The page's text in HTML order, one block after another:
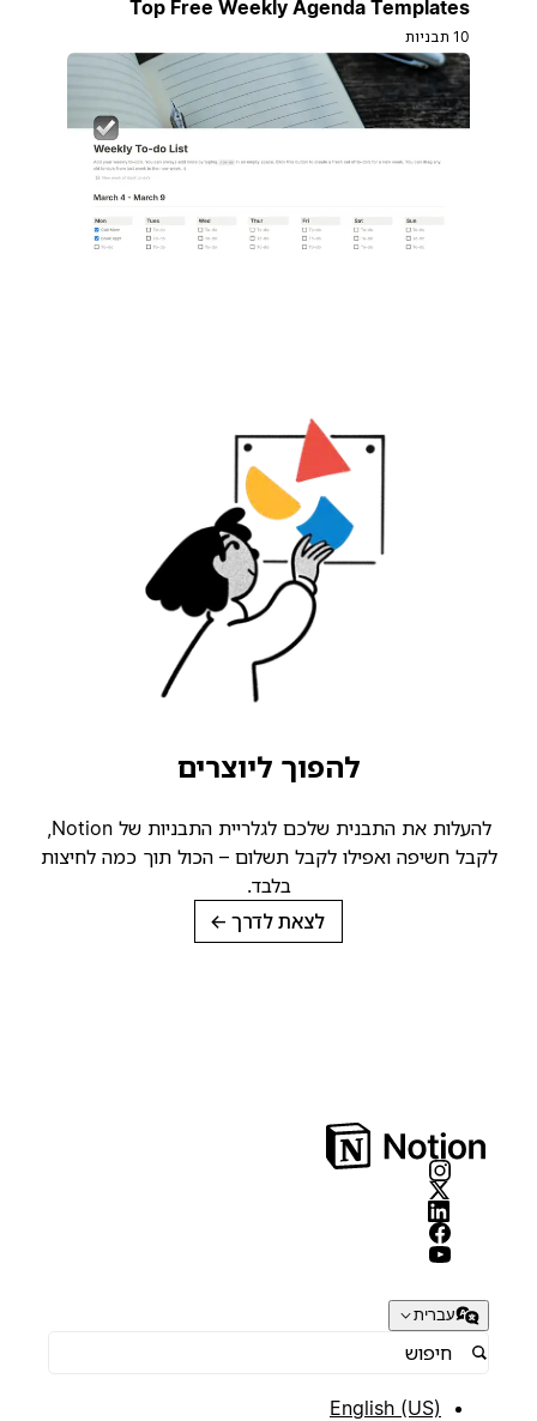
Top Free Weekly Agenda Templates
להפוך ליוצרים
להעלות את התבנית שלכם לגלריית התבניות של Notion,
לקבל חשיפה ואפילו לקבל תשלום – הכול תוך כמה לחיצות
בלבד.
לצאת לדרך→
עברית
English (US)